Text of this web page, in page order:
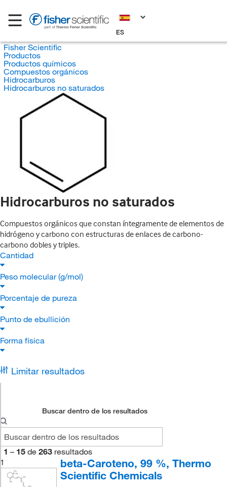
ES
Fisher Scientific
Productos
Productos químicos
Compuestos orgánicos
Hidrocarburos
Hidrocarburos no saturados
Hidrocarburos no saturados
Compuestos orgánicos que constan íntegramente de elementos de
hidrógeno y carbono con estructuras de enlaces de carbono-
carbono dobles y triples.
Cantidad
Peso molecular (g/mol)
Porcentaje de pureza
Punto de ebullición
Forma física
Limitar resultados
Buscar dentro de los resultados
1 – 15 de 263 resultados
1
beta-Caroteno, 99 %, Thermo
Scientific Chemicals